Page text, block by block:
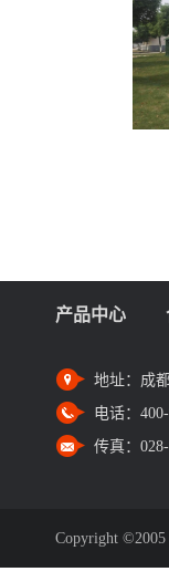
产品中心
地址： 成
电话：
传真：
Copyright